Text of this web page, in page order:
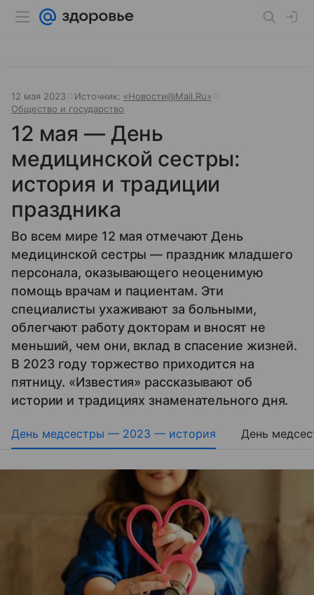
12 мая 2023 Источник: «Новости@Mail.Ru»
Общество и государство
12 мая — День
медицинской сестры:
история и традиции
праздника
Во всем мире 12 мая отмечают День
медицинской сестры — праздник младшего
персонала, оказывающего неоценимую
помощь врачам и пациентам. Эти
специалисты ухаживают за больными,
облегчают работу докторам и вносят не
меньший, чем они, вклад в спасение жизней.
В 2023 году торжество приходится на
пятницу. «Известия» рассказывают об
истории и традициях знаменательного дня.
День медсестры — 2023 — история День